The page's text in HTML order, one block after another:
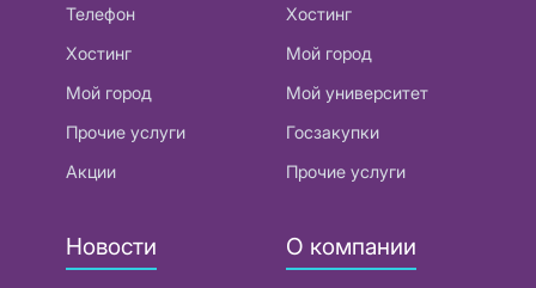
Телефон
Хостинг
Мой город
Прочие услуги
Акции
Хостинг
Мой город
Мой университет
Госзакупки
Прочие услуги
Новости О компании